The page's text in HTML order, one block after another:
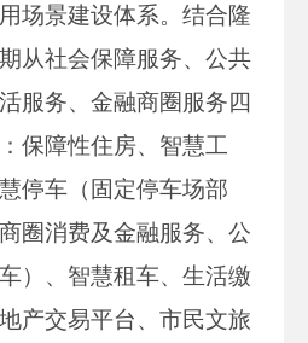
场景建设体系。结合隆
从社会保障服务、公共
服务、金融商圈服务四
保障性住房、智慧工
停车（固定停车场部
圈消费及金融服务、公
）、智慧租车、生活缴
产交易平台、市民文旅